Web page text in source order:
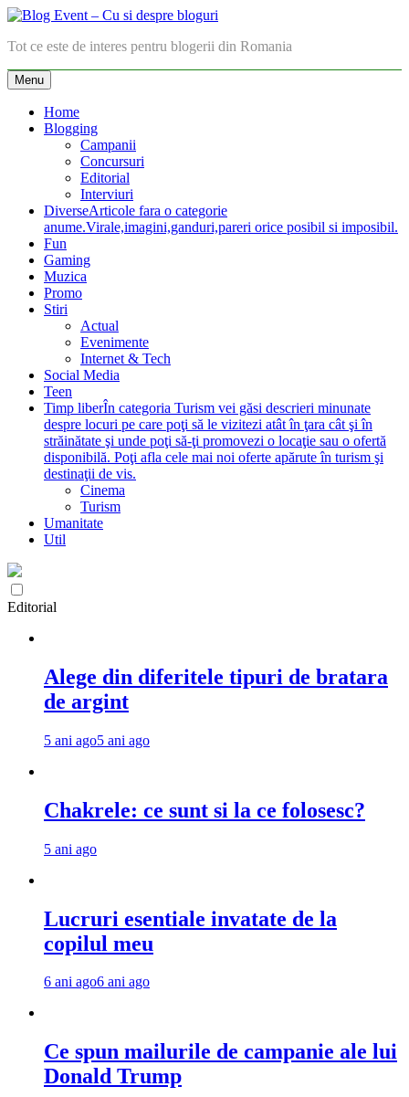
Skip
content
Blog Event – Cu si despre bloguri
Tot ce este de interes pentru blogerii din Romania
Menu
Home
Blogging
Campanii
Concursuri
Editorial
Interviuri
DiverseArticole fara o categorie
anume.Virale,imagini,ganduri,pareri orice posibil si imposibil.
Fun
Gaming
Muzica
Promo
Stiri
Actual
Evenimente
Internet & Tech
Social Media
Teen
Timp liberÎn categoria Turism vei găsi descrieri minunate
despre locuri pe care poţi să le vizitezi atât în ţara cât şi în
străinătate şi unde poţi să-ţi promovezi o locaţie sau o ofertă
disponibilă. Poţi afla cele mai noi oferte apărute în turism şi
destinaţii de vis.
Cinema
Turism
Umanitate
Util
Editorial
Alege din diferitele tipuri de bratara
de argint
5 ani ago5 ani ago
Chakrele: ce sunt si la ce folosesc?
5 ani ago
Lucruri esentiale invatate de la
copilul meu
6 ani ago6 ani ago
Ce spun mailurile de campanie ale lui
Donald Trump